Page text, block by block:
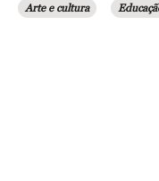
Arte e cultura